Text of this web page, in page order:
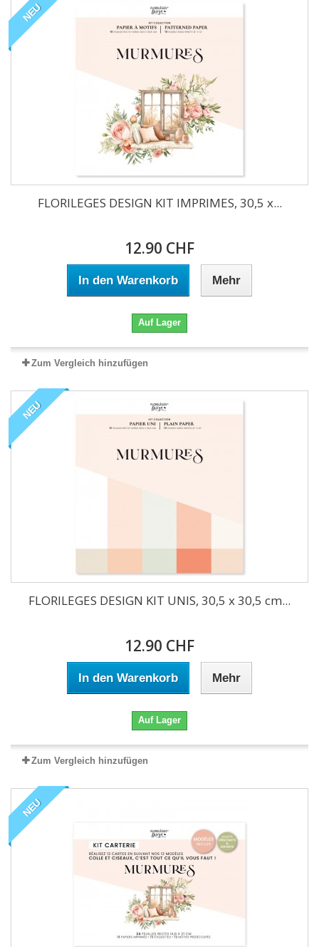
NEU
FLORILEGES DESIGN KIT IMPRIMES, 30,5 x...
12.90 CHF
In den Warenkorb Mehr
Auf Lager
Zum Vergleich hinzufügen
NEU
FLORILEGES DESIGN KIT UNIS, 30,5 x 30,5 cm...
12.90 CHF
In den Warenkorb Mehr
Auf Lager
Zum Vergleich hinzufügen
NEU